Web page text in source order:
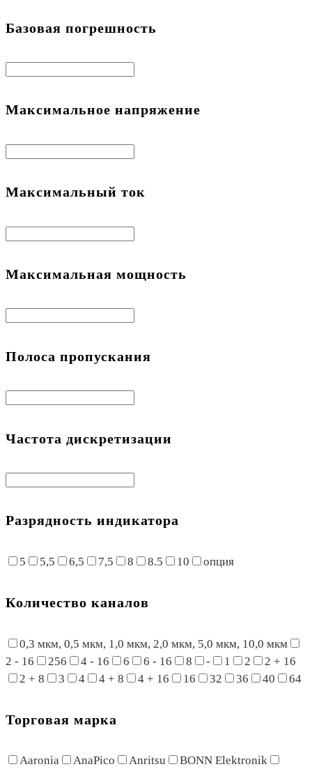
Базовая погрешность
Максимальное напряжение
Максимальный ток
Максимальная мощность
Полоса пропускания
Частота дискретизации
Разрядность индикатора
5 5,5 6,5 7,5 8 8.5 10 опция
Количество каналов
0,3 мкм, 0,5 мкм, 1,0 мкм, 2,0 мкм, 5,0 мкм, 10,0 мкм
2 - 16
256 4 - 16 6 6 - 16 8 - 1 2
2 + 16
2 + 8
3 4 4 + 8 4 + 16 16 32 36 40 64
Торговая марка
Aaronia AnaPico Anritsu
BONN Elektronik